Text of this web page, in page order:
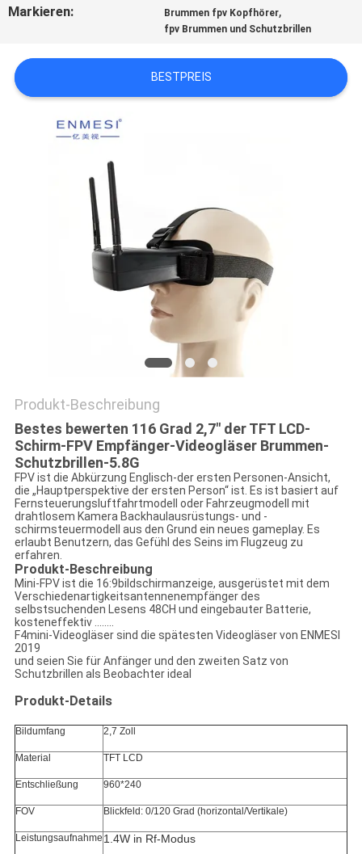
SHOPPING
SITEMAP
DATENSCHUTZRICHTLINIE
Markieren: Brummen fpv Kopfhörer,
fpv Brummen und Schutzbrillen
BESTPREIS
Produkt-Beschreibung
Bestes bewerten 116 Grad 2,7" der TFT LCD-
Schirm-FPV Empfänger-Videogläser Brummen-
Schutzbrillen-5.8G
FPV ist die Abkürzung Englisch-der ersten Personen-Ansicht,
die „Hauptperspektive der ersten Person“ ist. Es ist basiert auf
Fernsteuerungsluftfahrtmodell oder Fahrzeugmodell mit
drahtlosem Kamera Backhaulausrüstungs- und -
schirmsteuermodell aus den Grund ein neues gameplay. Es
erlaubt Benutzern, das Gefühl des Seins im Flugzeug zu
erfahren.
Produkt-Beschreibung
Mini-FPV ist die 16:9bildschirmanzeige, ausgerüstet mit dem
Verschiedenartigkeitsantennenempfänger des
selbstsuchenden Lesens 48CH und eingebauter Batterie,
kosteneffektiv ........
F4mini-Videogläser sind die spätesten Videogläser von ENMESI
2019
und seien Sie für Anfänger und den zweiten Satz von
Schutzbrillen als Beobachter ideal
Produkt-Details
Bildumfang 2,7 Zoll
Material TFT LCD
Entschließung 960*240
FOV Blickfeld: 0/120 Grad (horizontal/Vertikale)
Leistungsaufnahme 1.4W in Rf-Modus